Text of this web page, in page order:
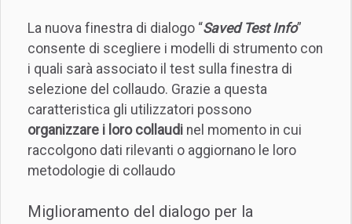
La nuova finestra di dialogo “Saved Test Info”
consente di scegliere i modelli di strumento con
i quali sarà associato il test sulla finestra di
selezione del collaudo. Grazie a questa
caratteristica gli utilizzatori possono
organizzare i loro collaudi nel momento in cui
raccolgono dati rilevanti o aggiornano le loro
metodologie di collaudo
Miglioramento del dialogo per la